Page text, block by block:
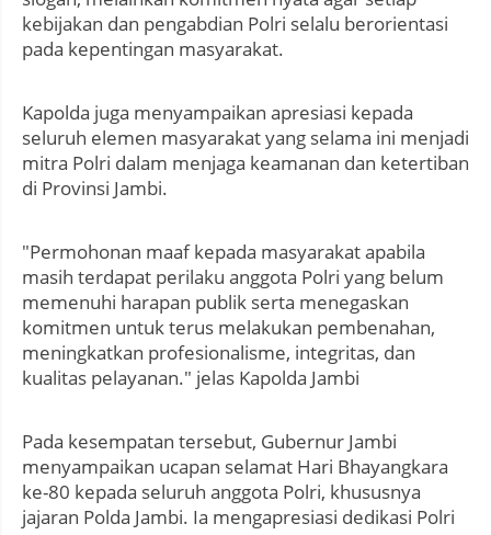
kebijakan dan pengabdian Polri selalu berorientasi
pada kepentingan masyarakat.
Kapolda juga menyampaikan apresiasi kepada
seluruh elemen masyarakat yang selama ini menjadi
mitra Polri dalam menjaga keamanan dan ketertiban
di Provinsi Jambi.
"Permohonan maaf kepada masyarakat apabila
masih terdapat perilaku anggota Polri yang belum
memenuhi harapan publik serta menegaskan
komitmen untuk terus melakukan pembenahan,
meningkatkan profesionalisme, integritas, dan
kualitas pelayanan." jelas Kapolda Jambi
Pada kesempatan tersebut, Gubernur Jambi
menyampaikan ucapan selamat Hari Bhayangkara
ke-80 kepada seluruh anggota Polri, khususnya
jajaran Polda Jambi. Ia mengapresiasi dedikasi Polri